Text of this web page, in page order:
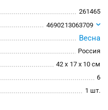
261465
4690213063709
Весна
Россия
42 x 17 x 10 см
6
1 шт.